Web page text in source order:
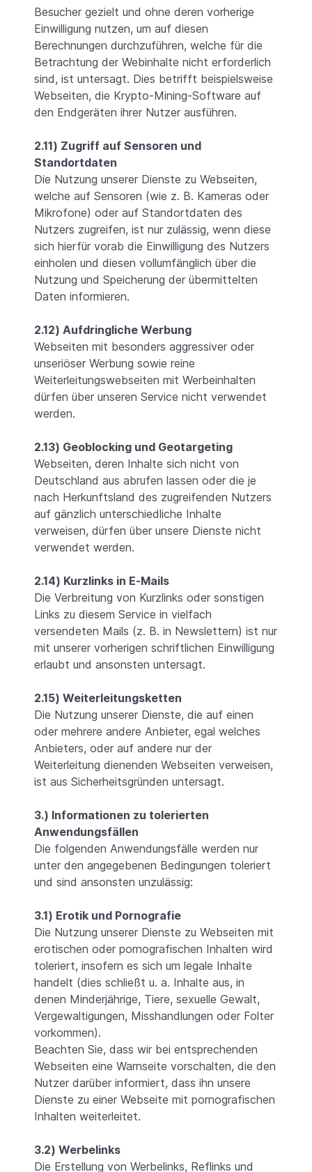
Besucher gezielt und ohne deren vorherige
Einwilligung nutzen, um auf diesen
Berechnungen durchzuführen, welche für die
Betrachtung der Webinhalte nicht erforderlich
sind, ist untersagt. Dies betrifft beispielsweise
Webseiten, die Krypto-Mining-Software auf
den Endgeräten ihrer Nutzer ausführen.
2.11) Zugriff auf Sensoren und
Standortdaten
Die Nutzung unserer Dienste zu Webseiten,
welche auf Sensoren (wie z. B. Kameras oder
Mikrofone) oder auf Standortdaten des
Nutzers zugreifen, ist nur zulässig, wenn diese
sich hierfür vorab die Einwilligung des Nutzers
einholen und diesen vollumfänglich über die
Nutzung und Speicherung der übermittelten
Daten informieren.
2.12) Aufdringliche Werbung
Webseiten mit besonders aggressiver oder
unseriöser Werbung sowie reine
Weiterleitungswebseiten mit Werbeinhalten
dürfen über unseren Service nicht verwendet
werden.
2.13) Geoblocking und Geotargeting
Webseiten, deren Inhalte sich nicht von
Deutschland aus abrufen lassen oder die je
nach Herkunftsland des zugreifenden Nutzers
auf gänzlich unterschiedliche Inhalte
verweisen, dürfen über unsere Dienste nicht
verwendet werden.
2.14) Kurzlinks in E-Mails
Die Verbreitung von Kurzlinks oder sonstigen
Links zu diesem Service in vielfach
versendeten Mails (z. B. in Newslettern) ist nur
mit unserer vorherigen schriftlichen Einwilligung
erlaubt und ansonsten untersagt.
2.15) Weiterleitungsketten
Die Nutzung unserer Dienste, die auf einen
oder mehrere andere Anbieter, egal welches
Anbieters, oder auf andere nur der
Weiterleitung dienenden Webseiten verweisen,
ist aus Sicherheitsgründen untersagt.
3.) Informationen zu tolerierten
Anwendungsfällen
Die folgenden Anwendungsfälle werden nur
unter den angegebenen Bedingungen toleriert
und sind ansonsten unzulässig:
3.1) Erotik und Pornografie
Die Nutzung unserer Dienste zu Webseiten mit
erotischen oder pornografischen Inhalten wird
toleriert, insofern es sich um legale Inhalte
handelt (dies schließt u. a. Inhalte aus, in
denen Minderjährige, Tiere, sexuelle Gewalt,
Vergewaltigungen, Misshandlungen oder Folter
vorkommen).
Beachten Sie, dass wir bei entsprechenden
Webseiten eine Warnseite vorschalten, die den
Nutzer darüber informiert, dass ihn unsere
Dienste zu einer Webseite mit pornografischen
Inhalten weiterleitet.
3.2) Werbelinks
Die Erstellung von Werbelinks, Reflinks und